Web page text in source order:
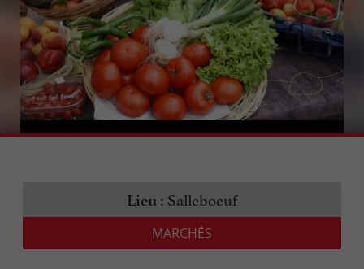
Lieu : Salleboeuf
MARCHÉS